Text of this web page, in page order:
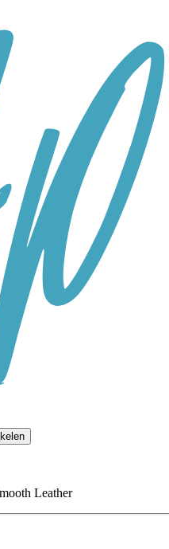
Leather